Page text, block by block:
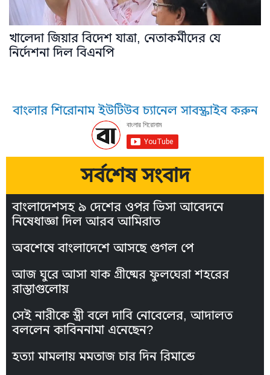
খালেদা জিয়ার বিদেশ যাত্রা, নেতাকর্মীদের যে
নির্দেশনা দিল বিএনপি
বাংলার শিরোনাম ইউটিউব চ্যানেল সাবস্ক্রাইব করুন
সর্বশেষ সংবাদ
বাংলাদেশসহ ৯ দেশের ওপর ভিসা আবেদনে
নিষেধাজ্ঞা দিল আরব আমিরাত
অবশেষে বাংলাদেশে আসছে গুগল পে
আজ ঘুরে আসা যাক গ্রীষ্মের ফুলঘেরা শহরের
রাস্তাগুলোয়
সেই নারীকে স্ত্রী বলে দাবি নোবেলের, আদালত
বললেন কাবিননামা এনেছেন?
হত্যা মামলায় মমতাজ চার দিন রিমান্ডে